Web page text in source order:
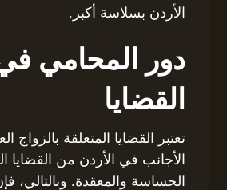
الأردن بسلاسة أكبر.
دور المحامي
القضايا
تعتبر القضايا المتعلقة بالزواج
الأجانب في الأردن من القضايا
الحساسة والمعقدة. وبالتالي،